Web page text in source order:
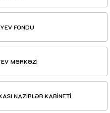
FONDU
MƏRKƏZİ
NAZİRLƏR KABİNETİ